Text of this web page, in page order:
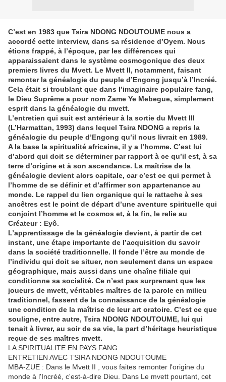
C’est en 1983 que Tsira NDONG NDOUTOUME nous a
accordé cette interview, dans sa résidence d’Oyem. Nous
étions frappé, à l’époque, par les différences qui
apparaissaient dans le système cosmogonique des deux
premiers livres du Mvett. Le Mvett II, notamment, faisant
remonter la généalogie du peuple d’Engong jusqu’à l’Incréé.
Cela était si troublant que dans l’imaginaire populaire fang,
le Dieu Suprême a pour nom Zame Ye Mebegue, simplement
esprit dans la généalogie du mvett.
L’entretien qui suit est antérieur à la sortie du Mvett III
(L’Harmattan, 1993) dans lequel Tsira NDONG a repris la
généalogie du peuple d’Engong qu’il nous livrait en 1989.
A la base la spiritualité africaine, il y a l’homme. C’est lui
d’abord qui doit se déterminer par rapport à ce qu’il est, à sa
terre d’origine et à son ascendance. La maîtrise de la
généalogie devient alors capitale, car c’est ce qui permet à
l’homme de se définir et d’affirmer son appartenance au
monde. Le rappel du lien organique qui le rattache à ses
ancêtres est le point de départ d’une aventure spirituelle qui
conjoint l’homme et le cosmos et, à la fin, le relie au
Créateur : Eyô.
L’apprentissage de la généalogie devient, à partir de cet
instant, une étape importante de l’acquisition du savoir
dans la société traditionnelle. Il fonde l’être au monde de
l’individu qui doit se situer, non seulement dans un espace
géographique, mais aussi dans une chaîne filiale qui
conditionne sa socialité. Ce n’est pas surprenant que les
joueurs de mvett, véritables maîtres de la parole en milieu
traditionnel, fassent de la connaissance de la généalogie
une condition de la maîtrise de leur art oratoire. C’est ce que
souligne, entre autre, Tsira NDONG NDOUTOUME, lui qui
tenait à livrer, au soir de sa vie, la part d’héritage heuristique
reçue de ses maîtres mvett.
LA SPIRITUALITE EN PAYS FANG
ENTRETIEN AVEC TSIRA NDONG NDOUTOUME
MBA-ZUE : Dans le Mvett II , vous faites remonter l'origine du
monde à l'Incréé, c'est-à-dire Dieu. Dans Le mvett pourtant, cet